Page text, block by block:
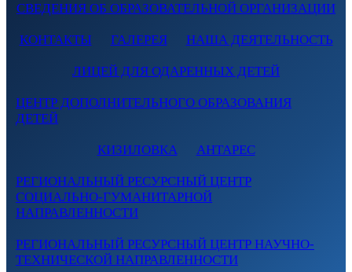
СВЕДЕНИЯ ОБ ОБРАЗОВАТЕЛЬНОЙ ОРГАНИЗАЦИИ
КОНТАКТЫ ГАЛЕРЕЯ НАША ДЕЯТЕЛЬНОСТЬ
ЛИЦЕЙ ДЛЯ ОДАРЕННЫХ ДЕТЕЙ
ЦЕНТР ДОПОЛНИТЕЛЬНОГО ОБРАЗОВАНИЯ
ДЕТЕЙ
КИЗИЛОВКА АНТАРЕС
РЕГИОНАЛЬНЫЙ РЕСУРСНЫЙ ЦЕНТР
СОЦИАЛЬНО-ГУМАНИТАРНОЙ
НАПРАВЛЕННОСТИ
РЕГИОНАЛЬНЫЙ РЕСУРСНЫЙ ЦЕНТР НАУЧНО-
ТЕХНИЧЕСКОЙ НАПРАВЛЕННОСТИ